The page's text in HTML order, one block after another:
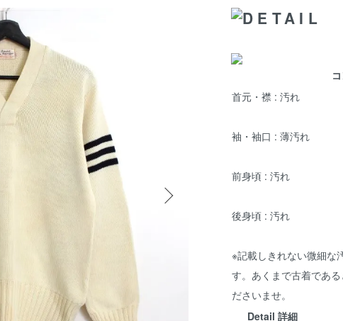
首元・襟 : 汚れ
袖・袖口 : 薄汚れ
前身頃 : 汚れ
後身頃 : 汚れ
※記載しきれない微細な
す。あくまで古着であ
ださいませ。
Detail 詳細